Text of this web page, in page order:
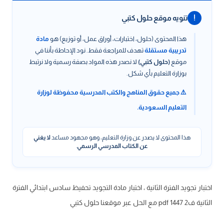
! تنويه موقع حلول كتبي
هذا المحتوى (حلول، اختبارات، أوراق عمل، أو توزيع) هو مادة
تدريبية مستقلةتهدف للمراجعة فقط. نود الإحاطة بأننا في
موقع (حلول كتبي) لا نصدر هذه المواد بصفة رسمية ولا نرتبط
بوزارة التعليم بأي شكل.
⚠️ جميع حقوق المناهج والكتب المدرسية محفوظة لوزارة
التعليم السعودية.
هذا المحتوى لا يصدر عن وزارة التعليم، وهو مجهود مساعدلا يغني
عن الكتاب المدرسي الرسمي.
اختبار تجويد الفترة الثانية ، اختبار مادة التجويد تحفيظ سادس ابتدائي الفترة
الثانية ف2 1447 pdf مع الحل عبر موقعنا حلول كتبي